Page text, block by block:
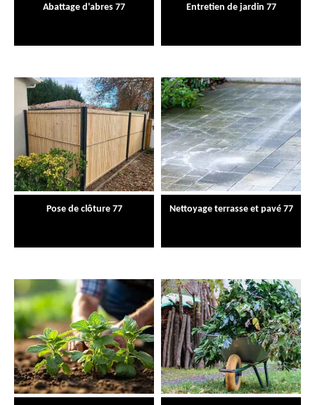
Abattage d'abres 77 Entretien de jardin 77
Pose de clôture 77 Nettoyage terrasse et pavé 77